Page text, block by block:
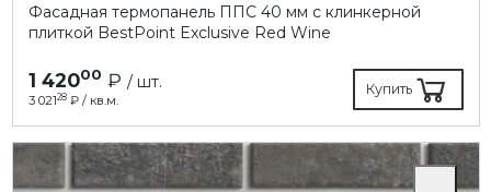
Фасадная термопанель ППC 40 мм с клинкерной
плиткой BestPoint Exclusive Red Wine
1 42000 ₽ / шт.
3 02128₽ / кв.м.
Купить